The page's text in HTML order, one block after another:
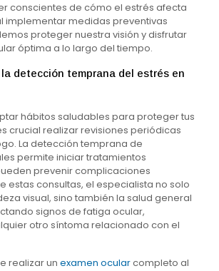
conscientes de cómo el estrés afecta
implementar medidas preventivas
proteger nuestra visión y disfrutar
óptima a lo largo del tiempo.
detección temprana del estrés en
hábitos saludables para proteger tus
crucial realizar revisiones periódicas
La detección temprana de
permite iniciar tratamientos
prevenir complicaciones
estas consultas, el especialista no solo
visual, sino también la salud general
signos de fatiga ocular,
otro síntoma relacionado con el
realizar un examen ocularcompleto al